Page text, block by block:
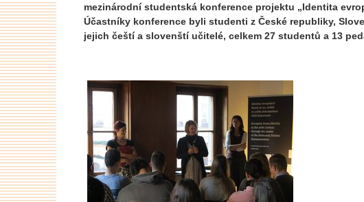
mezinárodní studentská konference projektu „Identita
Účastníky konference byli studenti z České republiky,
jejich čeští a slovenští učitelé, celkem 27 studentů a 13